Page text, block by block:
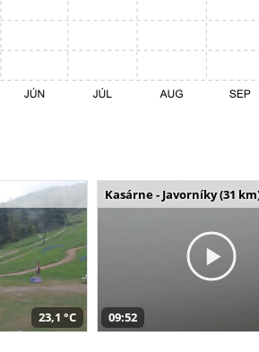
23,1 °C
Kasárne - Javorníky (31
09:52